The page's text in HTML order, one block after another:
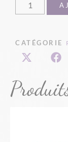
CATÉGORIE